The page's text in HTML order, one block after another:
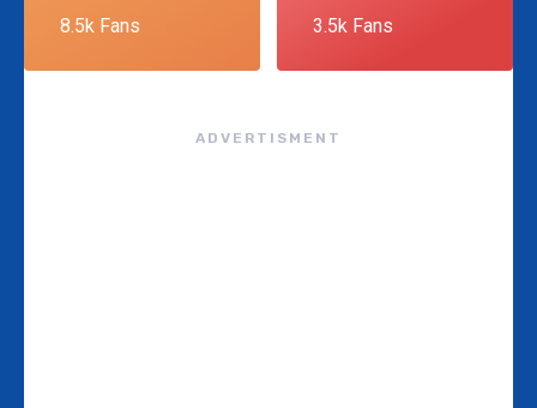
8.5k Fans 3.5k Fans
ADVERTISMENT